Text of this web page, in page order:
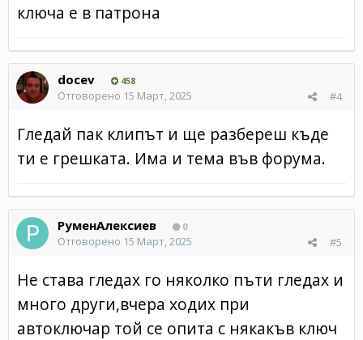
ключа е в патрона
docev 458
#4
Отговорено 15 Март, 2025
Гледай пак клипът и ще разбереш къде
ти е грешката. Има и тема във форума.
РуменАлексиев 0
#5
Отговорено 15 Март, 2025
Не става гледах го няколко пъти гледах и
много други,вчера ходих при
автоключар той се опита с някакъв ключ